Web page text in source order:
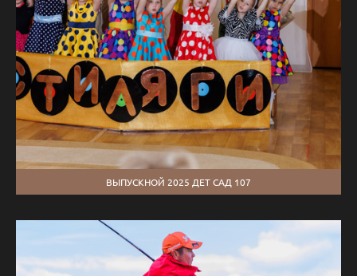
ВЫПУСКНОЙ 2025 ДЕТ САД 107